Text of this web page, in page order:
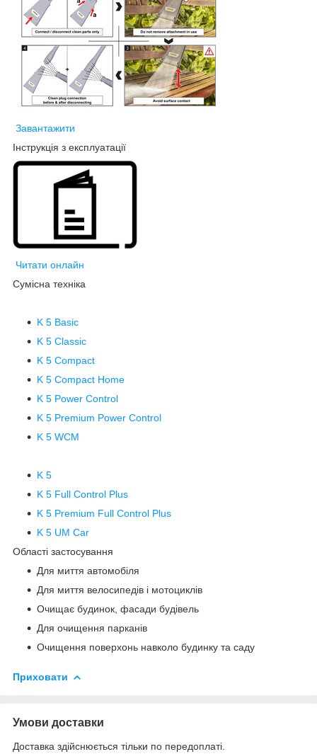
Завантажити
Інструкція з експлуатації
Читати онлайн
Сумісна техніка
K 5 Basic
K 5 Classic
K 5 Compact
K 5 Compact Home
K 5 Power Control
K 5 Premium Power Control
K 5 WCM
K 5
K 5 Full Control Plus
K 5 Premium Full Control Plus
K 5 UM Car
Області застосування
Для миття автомобіля
Для миття велосипедів і мотоциклів
Очищає будинок, фасади будівель
Для очищення парканів
Очищення поверхонь навколо будинку та саду
Приховати
Умови доставки
Доставка здійснюється тільки по передоплаті.